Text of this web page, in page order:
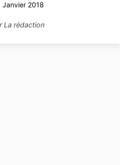
Janvier 2018
La rédaction